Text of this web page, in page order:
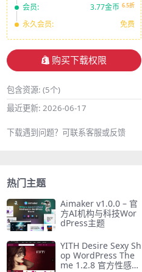
会员:
3.77金币 6.5折
永久会员: 免费
购买下载权限
包含资源: (5个)
最近更新: 2026-06-17
下载遇到问题？可联系客服或反馈
热门主题
Aimaker v1.0.0 – 官
方AI机构与科技Wor
dPress主题
YITH Desire Sexy Sh
op WordPress The
me 1.2.8 官方性感商